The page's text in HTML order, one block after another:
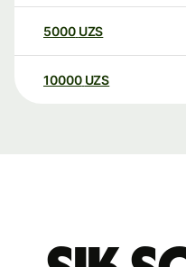
5000 UZS
10000 UZS